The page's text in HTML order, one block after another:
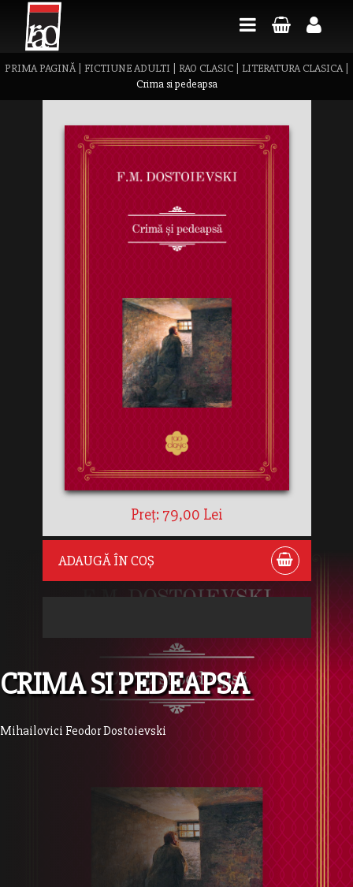
PRIMA PAGINĂ| FICTIUNE ADULTI RAO CLASIC| LITERATURA CLASICA|
Crima si pedeapsa
Preț: 79,00 Lei
ADAUGĂ ÎN COȘ
CRIMA SI PEDEAPSA
Mihailovici Feodor Dostoievski